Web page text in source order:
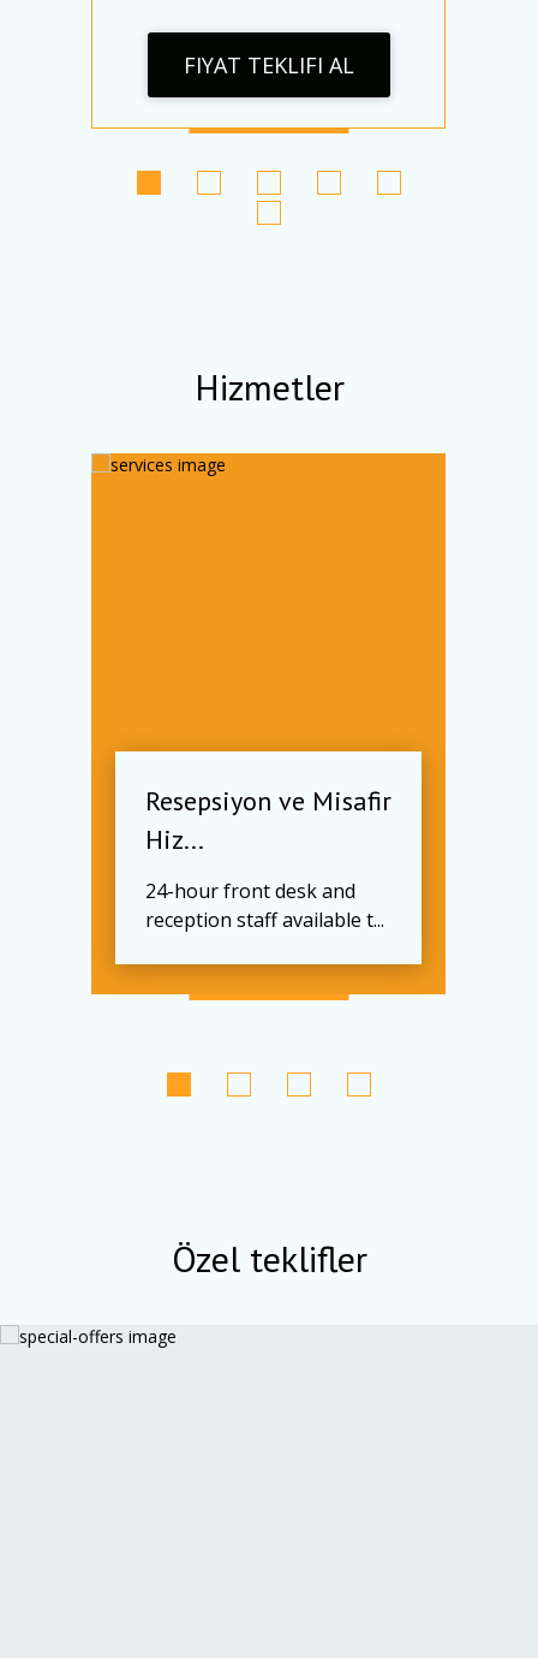
FIYAT TEKLIFI AL
Hizmetler
Resepsiyon ve Misafir
Hiz...
24-hour front desk and
reception staff available t...
Özel teklifler